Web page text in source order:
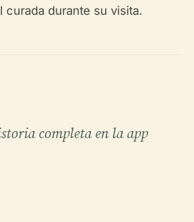
curada durante su visita.
completa en la app